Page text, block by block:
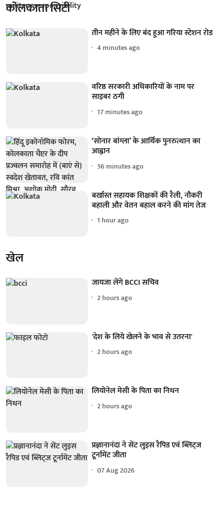
कोलकाता सिटी
तीन महीने के लिए बंद हुआ गरिया स्टेशन रोड
4 minutes ago
वरिष्ठ सरकारी अधिकारियों के नाम पर
साइबर ठगी
17 minutes ago
‘सोनार बांग्ला’ के आर्थिक पुनरुत्थान का
आह्वान
56 minutes ago
बर्खास्त सहायक शिक्षकों की रैली, नौकरी
बहाली और वेतन बहाल करने की मांग तेज
1 hour ago
खेल
जायजा लेंगे BCCI सचिव
2 hours ago
'देश के लिये खेलने के भाव से उतरना'
2 hours ago
लियोनेल मेसी के पिता का निधन
2 hours ago
प्रज्ञानानंदा ने सेंट लुइस रैपिड एवं ब्लिट्ज
टूर्नामेंट जीता
07 Aug 2026